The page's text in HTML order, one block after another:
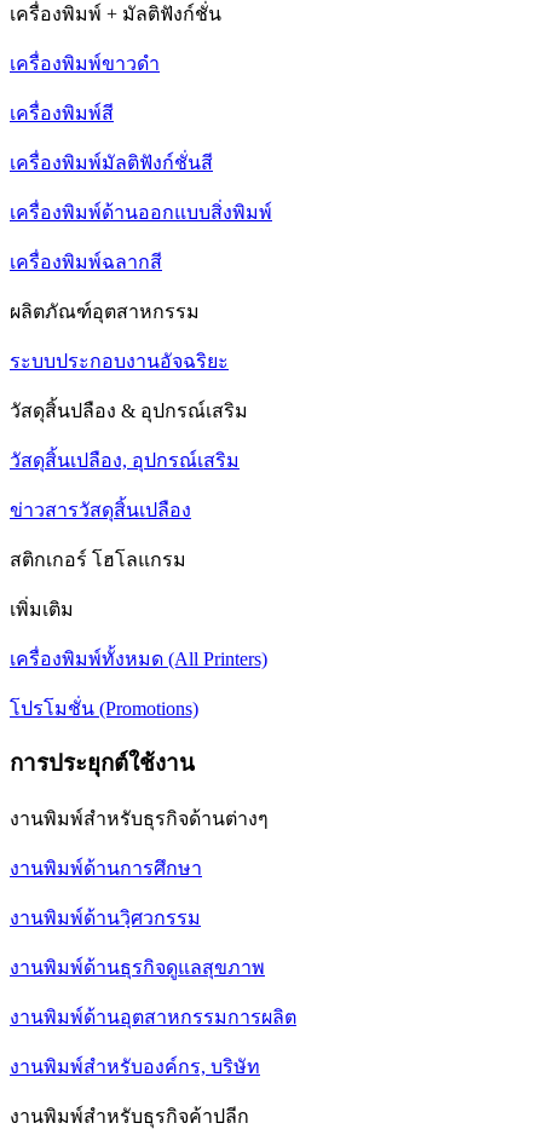
เครื่องพิมพ์ + มัลติฟังก์ชั่น
เครื่องพิมพ์ขาวดำ
เครื่องพิมพ์สี
เครื่องพิมพ์มัลติฟังก์ชั่นสี
เครื่องพิมพ์ด้านออกแบบสิ่งพิมพ์
เครื่องพิมพ์ฉลากสี
ผลิตภัณฑ์อุตสาหกรรม
ระบบประกอบงานอัจฉริยะ
วัสดุสิ้นปลือง & อุปกรณ์เสริม
วัสดุสิ้นเปลือง, อุปกรณ์เสริม
ข่าวสารวัสดุสิ้นเปลือง
สติกเกอร์ โฮโลแกรม
เพิ่มเติม
เครื่องพิมพ์ทั้งหมด (All Printers)
โปรโมชั่น (Promotions)
การประยุกต์ใช้งาน
งานพิมพ์สำหรับธุรกิจด้านต่างๆ
งานพิมพ์ด้านการศึกษา
งานพิมพ์ด้านวฺิศวกรรม
งานพิมพ์ด้านธุรกิจดูแลสุขภาพ
งานพิมพ์ด้านอุตสาหกรรมการผลิต
งานพิมพ์สำหรับองค์กร, บริษัท
งานพิมพ์สำหรับธุรกิจค้าปลีก